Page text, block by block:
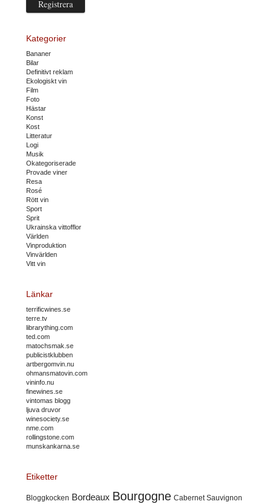
Kategorier
Bananer
Bilar
Definitivt reklam
Ekologiskt vin
Film
Foto
Hästar
Konst
Kost
Litteratur
Logi
Musik
Okategoriserade
Provade viner
Resa
Rosé
Rött vin
Sport
Sprit
Ukrainska vittofflor
Världen
Vinproduktion
Vinvärlden
Vitt vin
Länkar
terrificwines.se
terre.tv
librarything.com
ted.com
matochsmak.se
publicistklubben
artbergomvin.nu
ohmansmatovin.com
vininfo.nu
finewines.se
vintomas blogg
ljuva druvor
winesociety.se
nme.com
rollingstone.com
munskankarna.se
Etiketter
Bloggkocken Bordeaux Bourgogne Cabernet Sauvignon